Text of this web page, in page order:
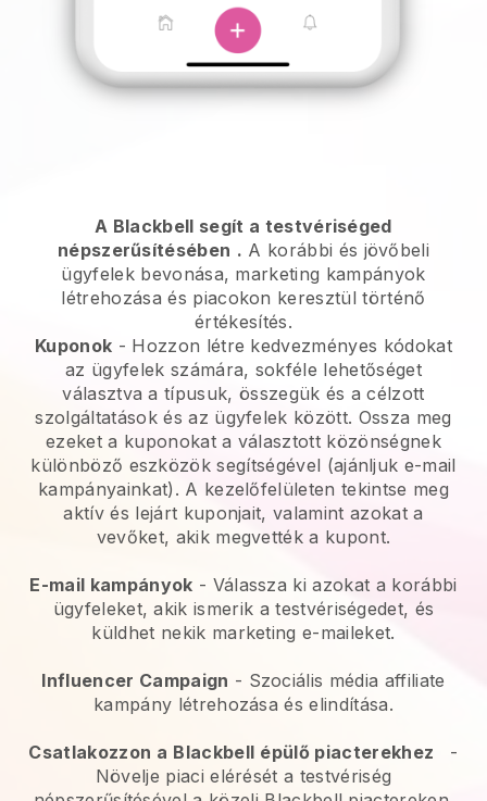
A Blackbell segít a testvériséged
népszerűsítésében . A korábbi és jövőbeli
ügyfelek bevonása, marketing kampányok
létrehozása és piacokon keresztül történő
értékesítés.
Kuponok - Hozzon létre kedvezményes kódokat
az ügyfelek számára, sokféle lehetőséget
választva a típusuk, összegük és a célzott
szolgáltatások és az ügyfelek között. Ossza meg
ezeket a kuponokat a választott közönségnek
különböző eszközök segítségével (ajánljuk e-mail
kampányainkat). A kezelőfelületen tekintse meg
aktív és lejárt kuponjait, valamint azokat a
vevőket, akik megvették a kupont.
E-mail kampányok - Válassza ki azokat a korábbi
ügyfeleket, akik ismerik a testvériségedet, és
küldhet nekik marketing e-maileket.
Influencer Campaign - Szociális média affiliate
kampány létrehozása és elindítása.
Csatlakozzon a Blackbell épülő piacterekhez
-
Növelje piaci elérését a testvériség